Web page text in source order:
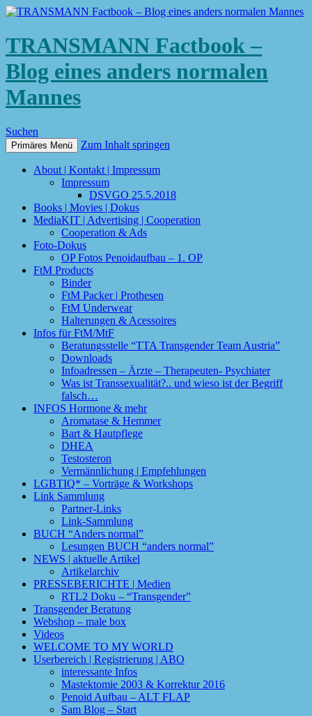
TRANSMANN Factbook –
Blog eines anders normalen
Mannes
Suchen
Primäres Menü Zum Inhalt springen
About | Kontakt | Impressum
Impressum
DSVGO 25.5.2018
Books | Movies | Dokus
MediaKIT | Advertising | Cooperation
Cooperation & Ads
Foto-Dokus
OP Fotos Penoidaufbau – 1. OP
FtM Products
Binder
FtM Packer | Prothesen
FtM Underwear
Halterungen & Acessoires
Infos für FtM/MtF
Beratungsstelle “TTA Transgender Team Austria”
Downloads
Infoadressen – Ärzte – Therapeuten- Psychiater
Was ist Transsexualität?.. und wieso ist der Begriff
falsch…
INFOS Hormone & mehr
Aromatase & Hemmer
Bart & Hautpflege
DHEA
Testosteron
Vermännlichung | Empfehlungen
LGBTIQ* – Vorträge & Workshops
Link Sammlung
Partner-Links
Link-Sammlung
BUCH “Anders normal”
Lesungen BUCH “anders normal”
NEWS | aktuelle Artikel
Artikelarchiv
PRESSEBERICHTE | Medien
RTL2 Doku – “Transgender”
Transgender Beratung
Webshop – male box
Videos
WELCOME TO MY WORLD
Userbereich | Registrierung | ABO
interessante Infos
Mastektomie 2003 & Korrektur 2016
Penoid Aufbau – ALT FLAP
Sam Blog – Start